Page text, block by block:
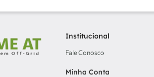
Institucional
Fale Conosco
Minha Conta